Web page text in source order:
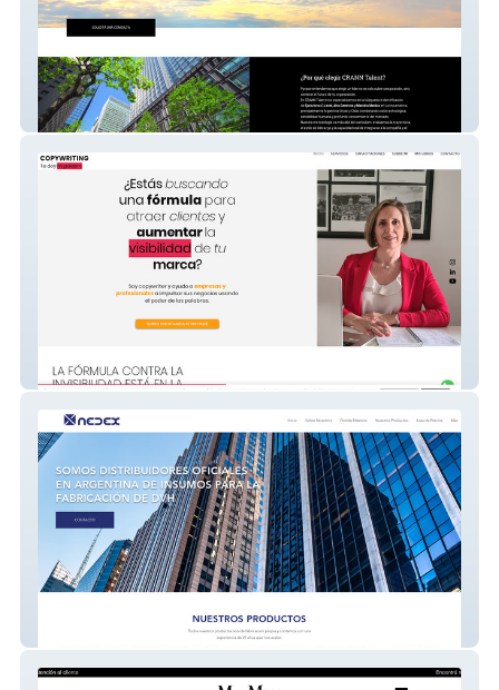
Cranntalent
ParoleCopy